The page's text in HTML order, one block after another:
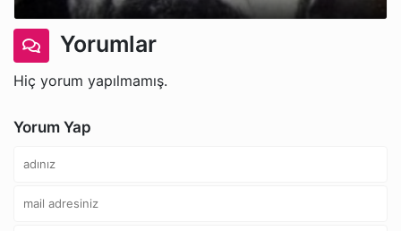
Yorumlar
Hiç yorum yapılmamış.
Yorum Yap